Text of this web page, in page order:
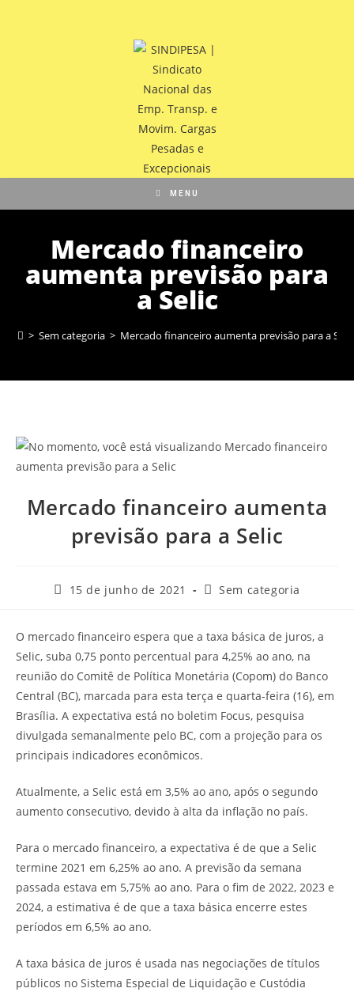
MENU
Mercado financeiro
aumenta previsão para
a Selic
> Sem categoria > Mercado financeiro aumenta previsão para a Selic
Mercado financeiro aumenta
previsão para a Selic
15 de junho de 2021 Sem categoria
O mercado financeiro espera que a taxa básica de juros, a
Selic, suba 0,75 ponto percentual para 4,25% ao ano, na
reunião do Comitê de Política Monetária (Copom) do Banco
Central (BC), marcada para esta terça e quarta-feira (16), em
Brasília. A expectativa está no boletim Focus, pesquisa
divulgada semanalmente pelo BC, com a projeção para os
principais indicadores econômicos.
Atualmente, a Selic está em 3,5% ao ano, após o segundo
aumento consecutivo, devido à alta da inflação no país.
Para o mercado financeiro, a expectativa é de que a Selic
termine 2021 em 6,25% ao ano. A previsão da semana
passada estava em 5,75% ao ano. Para o fim de 2022, 2023 e
2024, a estimativa é de que a taxa básica encerre estes
períodos em 6,5% ao ano.
A taxa básica de juros é usada nas negociações de títulos
públicos no Sistema Especial de Liquidação e Custódia